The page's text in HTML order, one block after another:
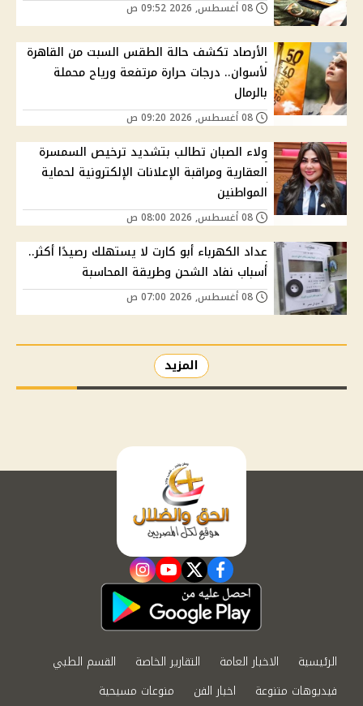
الأرصاد تكشف حالة الطقس السبت من القاهرة
لأسوان.. درجات حرارة مرتفعة ورياح محملة
بالرمال
ولاء الصبان تطالب بتشديد ترخيص السمسرة
العقارية ومراقبة الإعلانات الإلكترونية لحماية
المواطنين
عداد الكهرباء أبو كارت لا يستهلك رصيدًا أكثر..
أسباب نفاد الشحن وطريقة المحاسبة
المزيد
facebook
twitter
youtube
instagram
الرئيسية الاخبار العامة التقارير الخاصة
القسم الطبي
فيديوهات متنوعة
اخبار الفن منوعات مسيحية